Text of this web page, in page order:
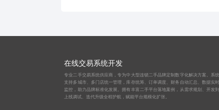
在线交易系统开发
专业二手交易系统供应商，专为中大型连锁二手品牌定制数字化解决方案。系
支持多城市、多门店统一管理，库存统筹、订单调度、财务自动汇总、数据实
监控，助力品牌标准化发展。拥有丰富二手平台落地案例，从需求规划、开发
上线调试、迭代升级全程护航，赋能平台规模化扩张。